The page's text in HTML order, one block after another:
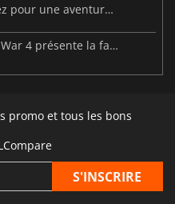
Big Walk est disponible : partez pour une aventure entre amis
Warhammer 40 000 : Dawn of War 4 présente la faction des Nécrons
promo et tous les bons